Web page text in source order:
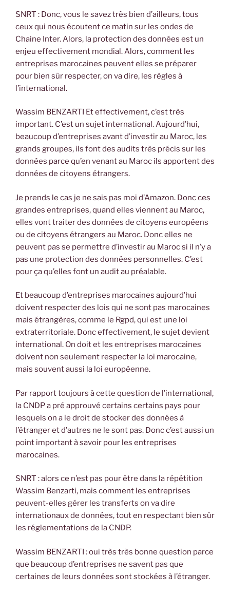
SNRT : Donc, vous le savez très bien d’ailleurs, tous
ceux qui nous écoutent ce matin sur les ondes de
Chaine Inter. Alors, la protection des données est un
enjeu effectivement mondial. Alors, comment les
entreprises marocaines peuvent elles se préparer
pour bien sûr respecter, on va dire, les règles à
l’international.
Wassim BENZARTI Et effectivement, c’est très
important. C’est un sujet international. Aujourd’hui,
beaucoup d’entreprises avant d’investir au Maroc, les
grands groupes, ils font des audits très précis sur les
données parce qu’en venant au Maroc ils apportent des
données de citoyens étrangers.
Je prends le cas je ne sais pas moi d’Amazon. Donc ces
grandes entreprises, quand elles viennent au Maroc,
elles vont traiter des données de citoyens européens
ou de citoyens étrangers au Maroc. Donc elles ne
peuvent pas se permettre d’investir au Maroc si il n’y a
pas une protection des données personnelles. C’est
pour ça qu’elles font un audit au préalable.
Et beaucoup d’entreprises marocaines aujourd’hui
doivent respecter des lois qui ne sont pas marocaines
mais étrangères, comme le Rgpd, qui est une loi
extraterritoriale. Donc effectivement, le sujet devient
international. On doit et les entreprises marocaines
doivent non seulement respecter la loi marocaine,
mais souvent aussi la loi européenne.
Par rapport toujours à cette question de l’international,
la CNDP a pré approuvé certains certains pays pour
lesquels on a le droit de stocker des données à
l’étranger et d’autres ne le sont pas. Donc c’est aussi un
point important à savoir pour les entreprises
marocaines.
SNRT : alors ce n’est pas pour être dans la répétition
Wassim Benzarti, mais comment les entreprises
peuvent-elles gérer les transferts on va dire
internationaux de données, tout en respectant bien sûr
les réglementations de la CNDP.
Wassim BENZARTI : oui très très bonne question parce
que beaucoup d’entreprises ne savent pas que
certaines de leurs données sont stockées à l’étranger.